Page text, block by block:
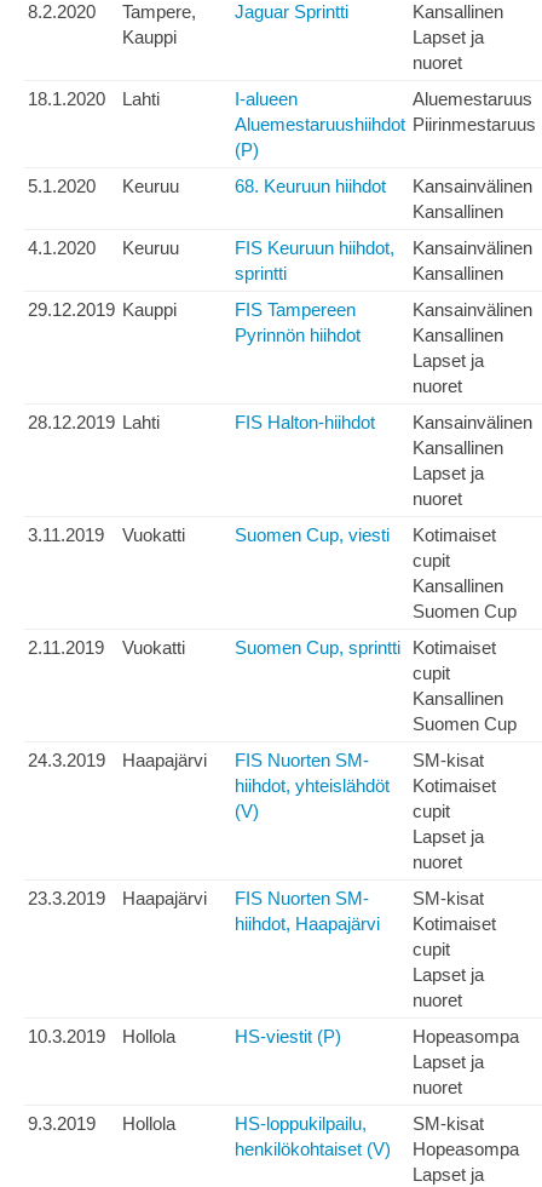
8.2.2020
Tampere,
Kauppi
Jaguar Sprintti
Kansallinen
Lapset ja
nuoret
18.1.2020
Lahti
I-alueen
Aluemestaruushiihdot
(P)
Aluemestaruus
Piirinmestaruus
5.1.2020 Keuruu 68. Keuruun hiihdot
Kansainvälinen
Kansallinen
4.1.2020
Keuruu
FIS Keuruun hiihdot,
sprintti
Kansainvälinen
Kansallinen
29.12.2019 Kauppi
FIS Tampereen
Pyrinnön hiihdot
Kansainvälinen
Kansallinen
Lapset ja
nuoret
28.12.2019 Lahti FIS Halton-hiihdot
Kansainvälinen
Kansallinen
Lapset ja
nuoret
3.11.2019
Vuokatti Suomen Cup, viesti
Kotimaiset
cupit
Kansallinen
Suomen Cup
2.11.2019
Vuokatti Suomen Cup, sprintti
Kotimaiset
cupit
Kansallinen
Suomen Cup
24.3.2019
Haapajärvi
FIS Nuorten SM-
hiihdot, yhteislähdöt
(V)
SM-kisat
Kotimaiset
cupit
Lapset ja
nuoret
23.3.2019
Haapajärvi
FIS Nuorten SM-
hiihdot, Haapajärvi
SM-kisat
Kotimaiset
cupit
Lapset ja
nuoret
10.3.2019
Hollola HS-viestit (P)
Hopeasompa
Lapset ja
nuoret
9.3.2019
Hollola
HS-loppukilpailu,
henkilökohtaiset (V)
SM-kisat
Hopeasompa
Lapset ja